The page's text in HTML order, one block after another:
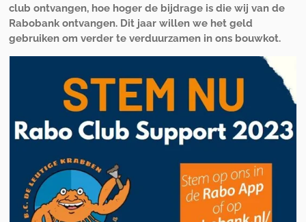
club ontvangen, hoe hoger de bijdrage is die wij van de
Rabobank ontvangen. Dit jaar willen we het geld
gebruiken om verder te verduurzamen in ons bouwkot.